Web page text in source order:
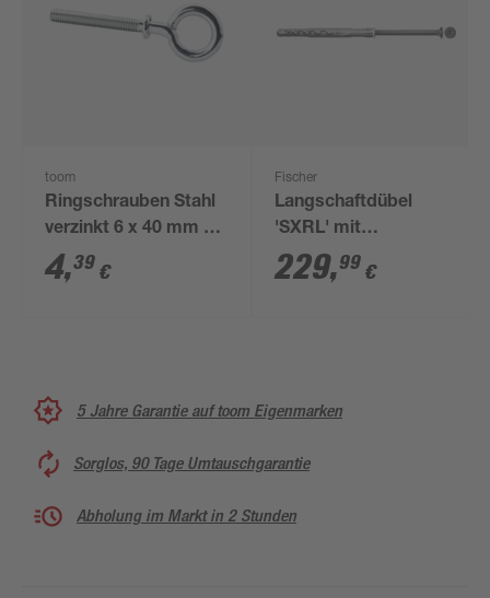
toom
Ringschrauben Stahl
verzinkt 6 x 40 mm 2
Stück
4,39 €
Fischer
Langschaftdübel
'SXRL' mit
Senkkopfschraube,
rostfreier Stahl, Ø 10 x
229,99 €
5 Jahre Garantie auf toom Eigenmarken
Sorglos, 90 Tage Umtauschgarantie
Abholung im Markt in 2 Stunden